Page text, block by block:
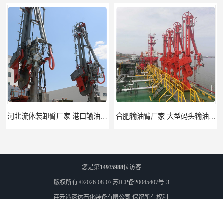
您是第14935988位访客
版权所有 ©2026-08-07 苏ICP备20045407号-3
连云港深达石化装备有限公司 保留所有权利.